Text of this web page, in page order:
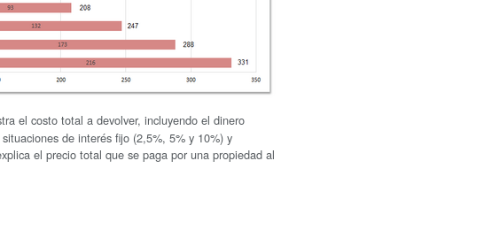
el costo total a devolver, incluyendo el dinero
de interés fijo (2,5%, 5% y 10%) y
el precio total que se paga por una propiedad al